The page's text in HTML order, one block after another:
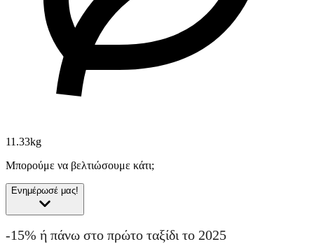
11.33kg
Μπορούμε να βελτιώσουμε κάτι;
Ενημέρωσέ μας!
-15% ή πάνω στο πρώτο ταξίδι το 2025